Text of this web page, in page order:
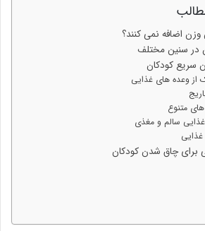
وزن اضافه نمی کنند؟
در سنین مختلف
کودکان
وعده های غذایی
متنوع
سالم و مغذی
برای چاق شدن کودکان